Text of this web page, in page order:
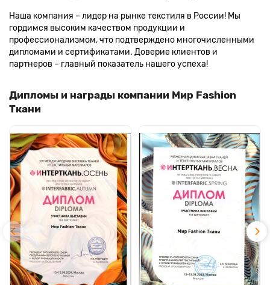
Наша компания – лидер на рынке текстиля в России! Мы
гордимся высоким качеством продукции и
профессионализмом, что подтверждено многочисленными
дипломами и сертификатами. Доверие клиентов и
партнеров – главный показатель нашего успеха!
Дипломы и награды компании Мир Fashion
Ткани